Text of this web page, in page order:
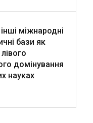
міжнародні
бази як
домінування
науках